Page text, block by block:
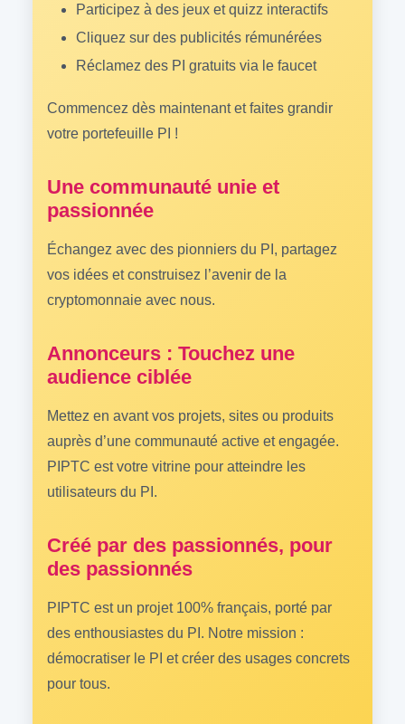
Participez à des jeux et quizz interactifs
Cliquez sur des publicités rémunérées
Réclamez des PI gratuits via le faucet
Commencez dès maintenant et faites grandir
votre portefeuille PI !
Une communauté unie et
passionnée
Échangez avec des pionniers du PI, partagez
vos idées et construisez l’avenir de la
cryptomonnaie avec nous.
Annonceurs : Touchez une
audience ciblée
Mettez en avant vos projets, sites ou produits
auprès d’une communauté active et engagée.
PIPTC est votre vitrine pour atteindre les
utilisateurs du PI.
Créé par des passionnés, pour
des passionnés
PIPTC est un projet 100% français, porté par
des enthousiastes du PI. Notre mission :
démocratiser le PI et créer des usages concrets
pour tous.